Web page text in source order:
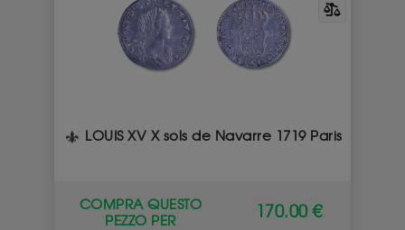
LOUIS XV X sols de Navarre 1719 Paris
COMPRA QUESTO
PEZZO PER
170.00 €